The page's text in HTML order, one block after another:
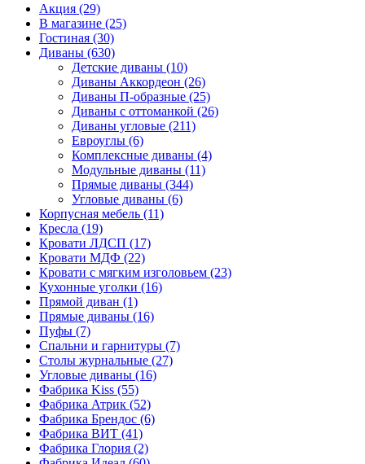
Акция (29)
В магазине (25)
Гостиная (30)
Диваны (630)
Детские диваны (10)
Диваны Аккордеон (26)
Диваны П-образные (25)
Диваны с оттоманкой (26)
Диваны угловые (211)
Евроуглы (6)
Комплексные диваны (4)
Модульные диваны (11)
Прямые диваны (344)
Угловые диваны (6)
Корпусная мебель (11)
Кресла (19)
Кровати ЛДСП (17)
Кровати МДФ (22)
Кровати с мягким изголовьем (23)
Кухонные уголки (16)
Прямой диван (1)
Прямые диваны (16)
Пуфы (7)
Спальни и гарнитуры (7)
Столы журнальные (27)
Угловые диваны (16)
Фабрика Kiss (55)
Фабрика Атрик (52)
Фабрика Брендос (6)
Фабрика ВИТ (41)
Фабрика Глория (2)